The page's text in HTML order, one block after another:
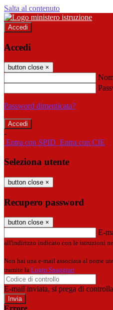
Salta al contenuto
Accedi
Accedi
button close ×
Password dimenticata?
-
Entra con SPID Entra con CIE
Seleziona utente
button close ×
Recupero password
button close ×
E-
all'indirizzo indicato con le istruzioni
Non hai una e-mail associata al nome
tramite la Login Spaggiari
E-mail inviata, si prega di